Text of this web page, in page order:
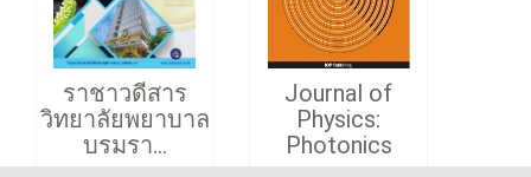
ราชาวดีสาร
วิทยาลัยพยาบาล
บรมรา...
Journal of
Physics:
Photonics